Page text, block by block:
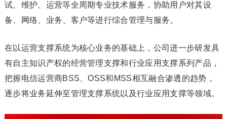
试、维护、运营等全周期专业技术服务，协助用户对其设
备、网络、业务、客户等进行综合管理与服务。
在以运营支撑系统为核心业务的基础上，公司进一步研发具
有自主知识产权的经营管理支撑和行业应用支撑系列产品，
把握电信运营商BSS、OSS和MSS相互融合渗透的趋势，
逐步将业务延伸至管理支撑系统以及行业应用支撑等领域。